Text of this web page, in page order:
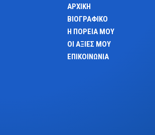
ΑΡΧΙΚΗ
ΒΙΟΓΡΑΦΙΚΟ
Η ΠΟΡΕΙΑ ΜΟΥ
ΟΙ ΑΞΙΕΣ ΜΟΥ
ΕΠΙΚΟΙΝΩΝΙΑ